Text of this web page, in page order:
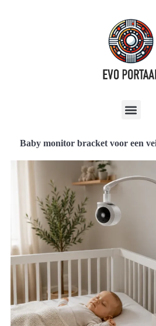
Baby monitor bracket voor een